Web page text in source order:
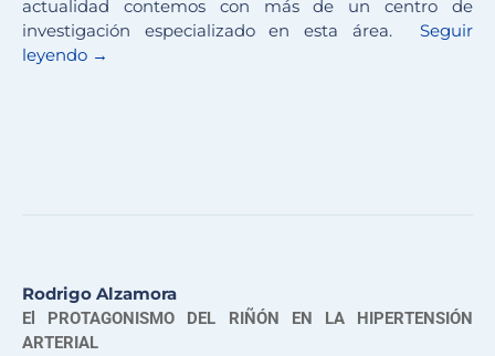
actualidad contemos con más de un centro de
investigación especializado en esta área. Seguir
leyendo →
Rodrigo Alzamora
El PROTAGONISMO DEL RIÑÓN EN LA HIPERTENSIÓN
ARTERIAL